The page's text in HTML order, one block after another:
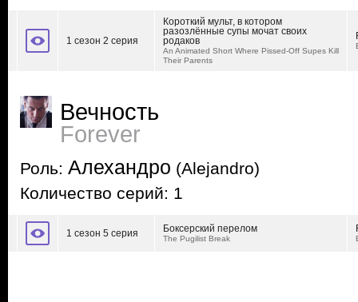
1 сезон 2 серия
Короткий мульт, в котором
разозлённые супы мочат своих
родаков
An Animated Short Where Pissed-Off Supes Kill
Their Parents
Вечность
Forever
Роль: Алехандро (Alejandro)
Количество серий: 1
1 сезон 5 серия Боксерский перелом
The Pugilist Break